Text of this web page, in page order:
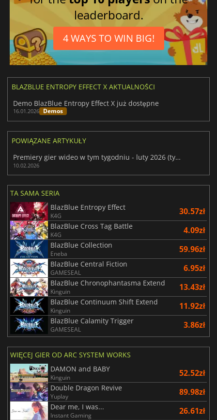
leaderboard.
4 WAYS TO WIN BIG!
BLAZBLUE ENTROPY EFFECT X AKTUALNOŚCI
Demo BlazBlue Entropy Effect X już dostępne
16.01.2026 Demos
POWIĄZANE ARTYKUŁY
Premiery gier wideo w tym tygodniu - luty 2026 (tydzień 7)
10.02.2026
TA SAMA SERIA
BlazBlue Entropy Effect
K4G 30.57zł
BlazBlue Cross Tag Battle
K4G 4.09zł
BlazBlue Collection
Eneba 59.96zł
BlazBlue Central Fiction
GAMESEAL 6.95zł
BlazBlue Chronophantasma Extend
Kinguin 13.43zł
BlazBlue Continuum Shift Extend
Kinguin 11.92zł
BlazBlue Calamity Trigger
GAMESEAL 3.86zł
WIĘCEJ GIER OD ARC SYSTEM WORKS
DAMON and BABY
Kinguin 52.52zł
Double Dragon Revive
Yuplay 89.98zł
Dear me, I was...
Instant Gaming 26.61zł